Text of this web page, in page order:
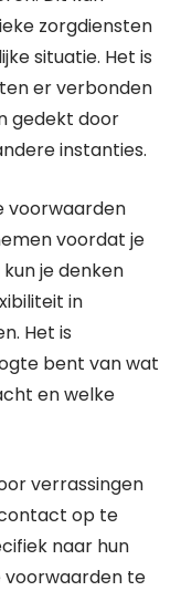
zorgdiensten
situatie. Het is
er verbonden
gedekt door
instanties.
voorwaarden
voordat je
je denken
in
Het is
bent van wat
en welke
verrassingen
op te
naar hun
voorwaarden te